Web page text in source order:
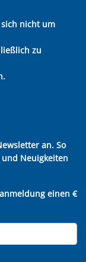
nicht um
zu
an. So
Neuigkeiten
einen €